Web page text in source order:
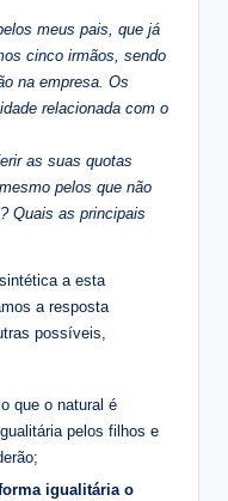
meus pais, que já
cinco irmãos, sendo
na empresa. Os
relacionada com o
as suas quotas
pelos que não
Quais as principais
a esta
a resposta
possíveis,
que o natural é
pelos filhos e
igualitária o